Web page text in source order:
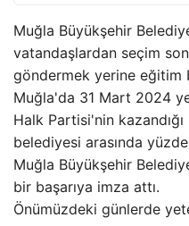
Muğla Büyükşehir
vatandaşlardan seçim
göndermek yerine eğitim
Muğla'da 31 Mart 2024
Halk Partisi'nin
belediyesi arasında
Muğla Büyükşehir
bir başarıya imza attı.
Önümüzdeki günlerde